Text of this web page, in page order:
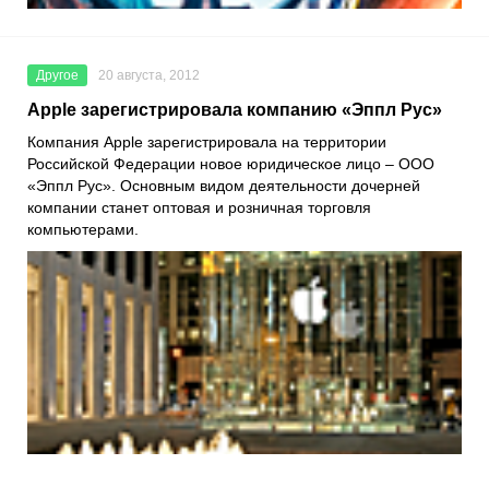
Другое 20 августа, 2012
Apple зарегистрировала компанию «Эппл Рус»
Компания Apple зарегистрировала на территории
Российской Федерации новое юридическое лицо – ООО
«Эппл Рус». Основным видом деятельности дочерней
компании станет оптовая и розничная торговля
компьютерами.